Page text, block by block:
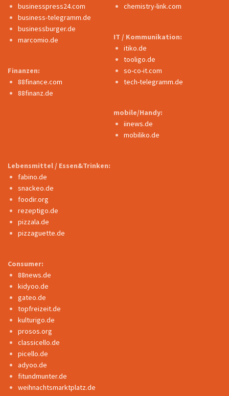
businesspress24.com
business-telegramm.de
businessburger.de
marcomio.de
Finanzen:
88finance.com
88finanz.de
chemistry-link.com
IT / Kommunikation:
itiko.de
tooligo.de
so-co-it.com
tech-telegramm.de
mobile/Handy:
iinews.de
mobiliko.de
Lebensmittel / Essen&Trinken:
fabino.de
snackeo.de
foodir.org
rezeptigo.de
pizzala.de
pizzaguette.de
Consumer:
88news.de
kidyoo.de
gateo.de
topfreizeit.de
kulturigo.de
prosos.org
classicello.de
picello.de
adyoo.de
fitundmunter.de
weihnachtsmarktplatz.de